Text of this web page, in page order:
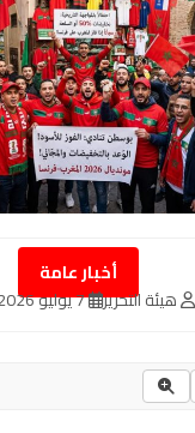
أخبار عامة
هيئة التحرير 7 يوليو 2026